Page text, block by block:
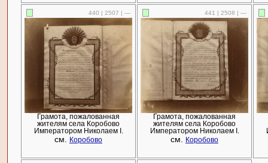
440 | 2507 | —
Грамота, пожалованная
жителям села Коробово
Императором Николаем I.
см. Коробово
441 | 2508 | —
Грамота, пожалованная
жителям села Коробово
Императором Николаем I.
см. Коробово